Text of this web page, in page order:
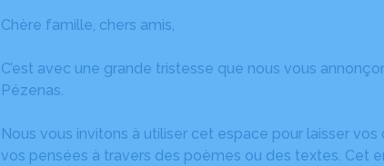
Chère famille, chers amis,
C’est avec une grande tristesse que nous vous
Pézenas.
Nous vous invitons à utiliser cet espace pour laisser
vos pensées à travers des poèmes ou des textes. Cet